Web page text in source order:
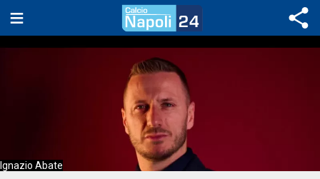
Ignazio Abate